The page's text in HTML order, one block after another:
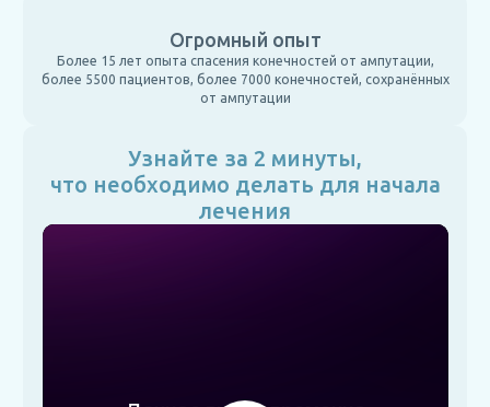
Огромный опыт
Более 15 лет опыта спасения конечностей от ампутации,
более 5500 пациентов, более 7000 конечностей, сохранённых
от ампутации
Узнайте за 2 минуты,
что необходимо делать для начала
лечения